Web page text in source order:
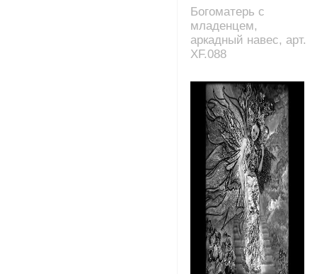
Богоматерь с
младенцем,
аркадный навес, арт.
XF.088